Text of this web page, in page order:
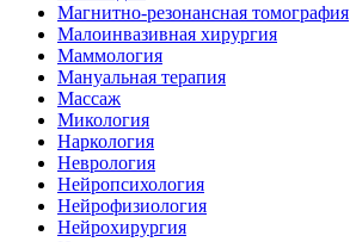
Магнитно-резонансная томография
Малоинвазивная хирургия
Маммология
Мануальная терапия
Массаж
Микология
Наркология
Неврология
Нейропсихология
Нейрофизиология
Нейрохирургия